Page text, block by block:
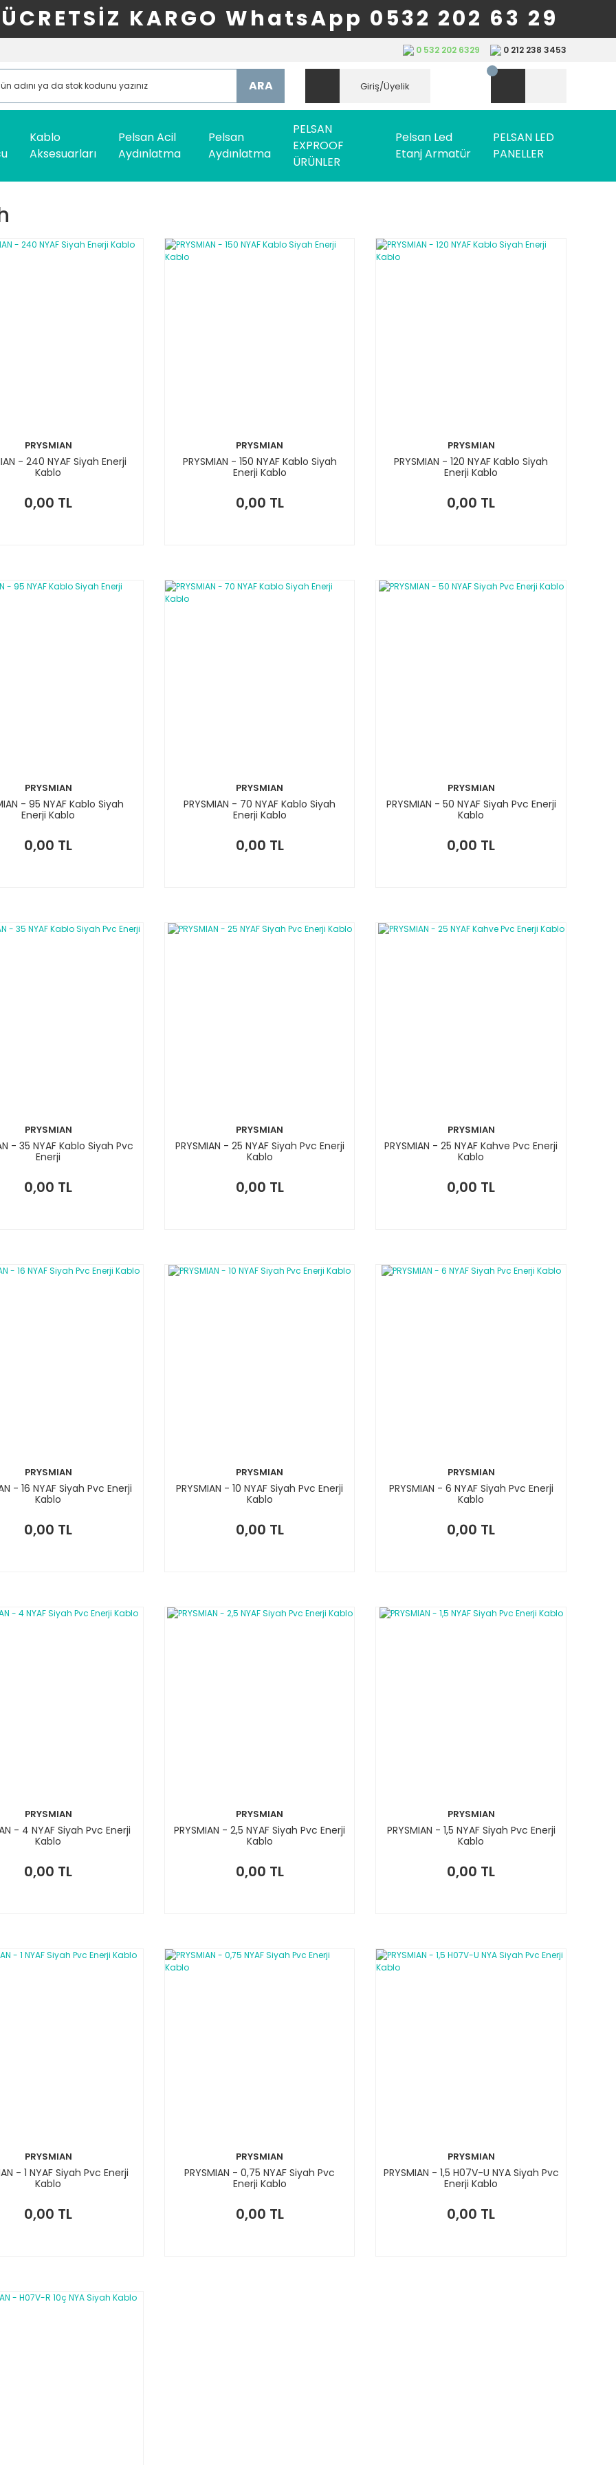
ÜCRETSİZ KARGO WhatsApp 0532 202 63 29
0 532 202 6329 0 212 238 3453
ARA Giriş/Üyelik
Kablo
Aksesuarları
Pelsan Acil
Aydınlatma
Pelsan
Aydınlatma
PELSAN
EXPROOF
ÜRÜNLER
Pelsan Led
Etanj Armatür
PELSAN LED
PANELLER
PRYSMIAN
- 240 NYAF Siyah Enerji
Kablo
0,00 TL
PRYSMIAN
PRYSMIAN - 150 NYAF Kablo Siyah
Enerji Kablo
0,00 TL
PRYSMIAN
PRYSMIAN - 120 NYAF Kablo Siyah
Enerji Kablo
0,00 TL
PRYSMIAN
- 95 NYAF Kablo Siyah
Enerji Kablo
0,00 TL
PRYSMIAN
PRYSMIAN - 70 NYAF Kablo Siyah
Enerji Kablo
0,00 TL
PRYSMIAN
PRYSMIAN - 50 NYAF Siyah Pvc Enerji
Kablo
0,00 TL
PRYSMIAN
- 35 NYAF Kablo Siyah Pvc
Enerji
0,00 TL
PRYSMIAN
PRYSMIAN - 25 NYAF Siyah Pvc Enerji
Kablo
0,00 TL
PRYSMIAN
PRYSMIAN - 25 NYAF Kahve Pvc Enerji
Kablo
0,00 TL
PRYSMIAN
- 16 NYAF Siyah Pvc Enerji
Kablo
0,00 TL
PRYSMIAN
PRYSMIAN - 10 NYAF Siyah Pvc Enerji
Kablo
0,00 TL
PRYSMIAN
PRYSMIAN - 6 NYAF Siyah Pvc Enerji
Kablo
0,00 TL
PRYSMIAN
- 4 NYAF Siyah Pvc Enerji
Kablo
0,00 TL
PRYSMIAN
PRYSMIAN - 2,5 NYAF Siyah Pvc Enerji
Kablo
0,00 TL
PRYSMIAN
PRYSMIAN - 1,5 NYAF Siyah Pvc Enerji
Kablo
0,00 TL
PRYSMIAN
- 1 NYAF Siyah Pvc Enerji
Kablo
0,00 TL
PRYSMIAN
PRYSMIAN - 0,75 NYAF Siyah Pvc
Enerji Kablo
0,00 TL
PRYSMIAN
PRYSMIAN - 1,5 H07V-U NYA Siyah Pvc
Enerji Kablo
0,00 TL